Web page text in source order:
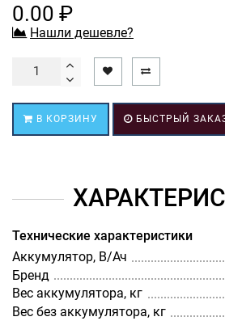
0.00 ₽
Нашли дешевле?
В КОРЗИНУ БЫСТРЫЙ
Технические характеристики
Аккумулятор, В/Ач
Бренд
Вес аккумулятора, кг
Вес без аккумулятора, кг